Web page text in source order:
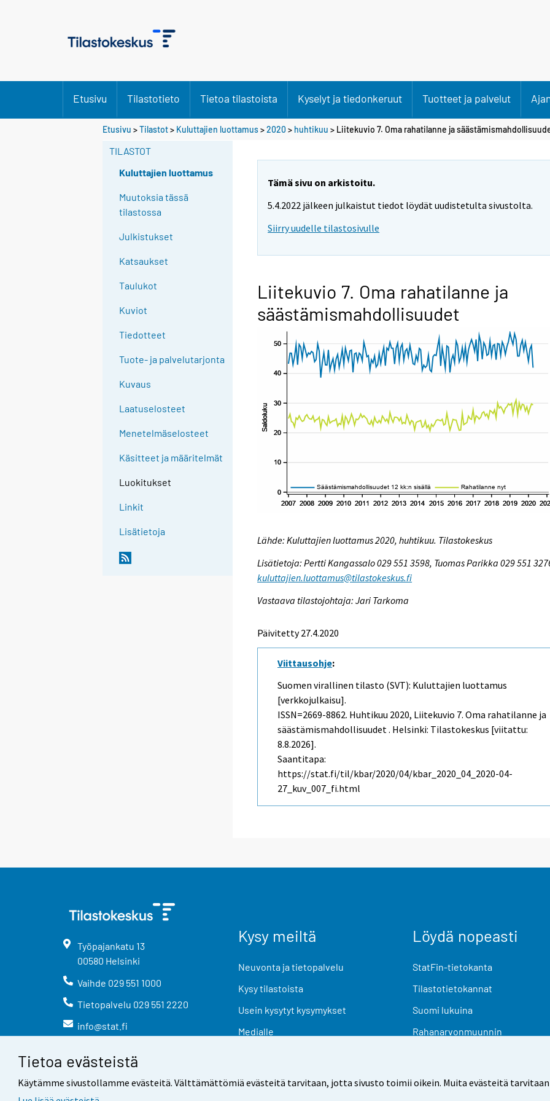
Tietoa evästeistä
Käytämme sivustollamme evästeitä. Välttämättömiä evästeitä tarvitaan, jotta sivusto toimii oikein. Muita evästeitä
Etusivu Tilastotieto Tietoa tilastoista Kyselyt ja tiedonkeruut Tuotteet ja palvelut
Etusivu >Tilastot> Kuluttajien luottamus>2020 > huhtikuu > Liitekuvio 7. Oma rahatilanne ja
TILASTOT
Kuluttajien luottamus
Muutoksia tässä
tilastossa
Julkistukset
Katsaukset
Taulukot
Kuviot
Tiedotteet
Tuote- ja palvelutarjonta
Kuvaus
Laatuselosteet
Menetelmäselosteet
Käsitteet ja määritelmät
Luokitukset
Linkit
Lisätietoja
Tämä sivu on arkistoitu.
5.4.2022 jälkeen julkaistut tiedot löydät uudistetulta sivustolta.
Siirry uudelle tilastosivulle
Liitekuvio 7. Oma rahatilanne ja
säästämismahdollisuudet
Lähde: Kuluttajien luottamus 2020, huhtikuu. Tilastokeskus
Lisätietoja: Pertti Kangassalo 029 551 3598, Tuomas Parikka 029 551
kuluttajien.luottamus@tilastokeskus.fi
Vastaava tilastojohtaja: Jari Tarkoma
Päivitetty 27.4.2020
Viittausohje:
Suomen virallinen tilasto (SVT): Kuluttajien luottamus
[verkkojulkaisu].
ISSN=2669-8862. Huhtikuu 2020, Liitekuvio 7. Oma rahatilanne ja
säästämismahdollisuudet . Helsinki: Tilastokeskus [viitattu:
8.8.2026].
Saantitapa:
https://stat.fi/til/kbar/2020/04/kbar_2020_04_2020-04-
27_kuv_007_fi.html
Työpajankatu 13
00580 Helsinki
Vaihde 029 551 1000
Tietopalvelu 029 551 2220
info@stat.fi
Kysy meiltä
Neuvonta ja tietopalvelu
Kysy tilastoista
Usein kysytyt kysymykset
Medialle
Löydä nopeasti
StatFin-tietokanta
Tilastotietokannat
Suomi lukuina
Rahanarvonmuunnin